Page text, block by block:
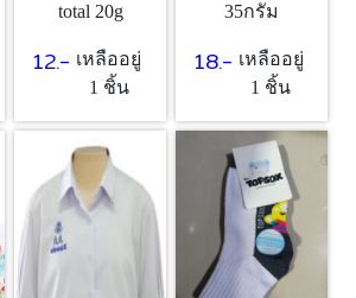
total 20g
12.- เหลืออยู่
1 ชิ้น
35กรัม
18.- เหลืออยู่
1 ชิ้น